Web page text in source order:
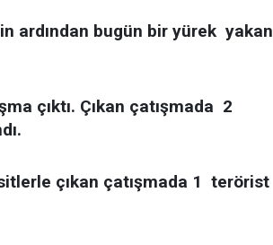
ardından bugün bir yürek yakan
çıktı. Çıkan çatışmada 2
çıkan çatışmada 1 terörist